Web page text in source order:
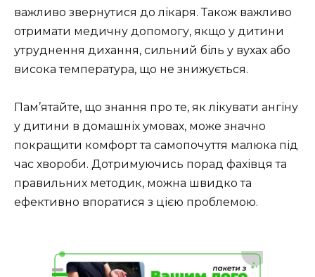
важливо звернутися до лікаря. Також важливо
отримати медичну допомогу, якщо у дитини
утруднення дихання, сильний біль у вухах або
висока температура, що не знижується.
Пам’ятайте, що знання про те, як лікувати ангіну
у дитини в домашніх умовах, може значно
покращити комфорт та самопочуття малюка під
час хвороби. Дотримуючись порад фахівця та
правильних методик, можна швидко та
ефективно впоратися з цією проблемою.